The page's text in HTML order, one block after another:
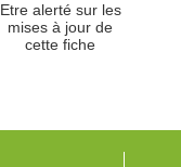
Etre alerté sur les
mises à jour de
cette fiche